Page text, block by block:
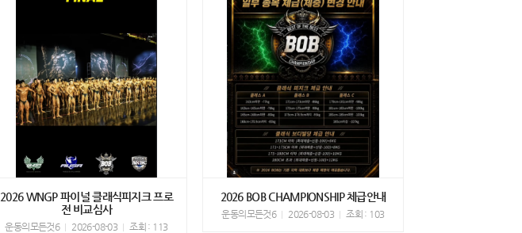
2026 WNGP 파이널 클래식피지크 프로
전 비교심사
운동의모든것6 2026-08-03 조회 : 113
2026 BOB CHAMPIONSHIP 체급안내
운동의모든것6 2026-08-03 조회 : 103